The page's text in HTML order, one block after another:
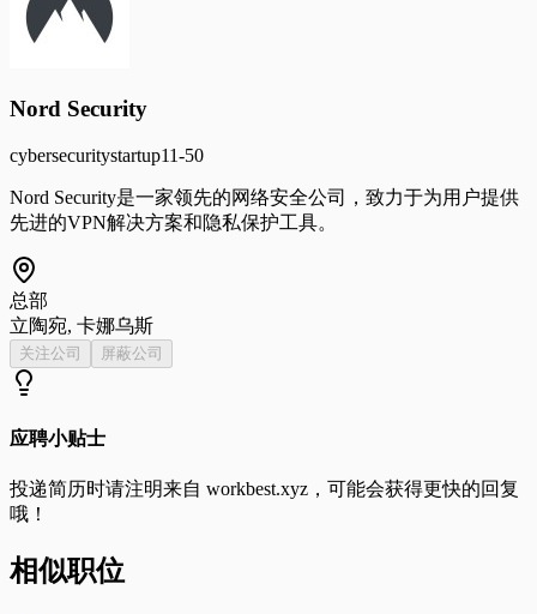
Nord Security
cybersecuritystartup11-50
Nord Security是一家领先的网络安全公司，致力于为用户提供
先进的VPN解决方案和隐私保护工具。
总部
立陶宛, 卡娜乌斯
关注公司 屏蔽公司
应聘小贴士
投递简历时请注明来自 workbest.xyz ，可能会获得更快的回复
哦！
相似职位